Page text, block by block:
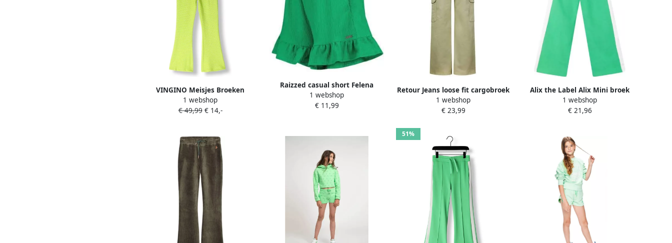
VINGINO Meisjes Broeken
Sammie 1 Neon
1 webshop
€ 49,99€ 14,-
Raizzed casual short Felena
felgroen Korte broek Meisjes
Polyester Effen 128
1 webshop
€ 11,99
Retour Jeans loose fit cargobroek
Torry mosgroen Meisjes
Stretchkatoen 158 164
1 webshop
€ 23,99
Alix the Label Alix Mini broek
kikkergroen Meisjes Katoen Effen
134 140
1 webshop
€ 21,96
51%